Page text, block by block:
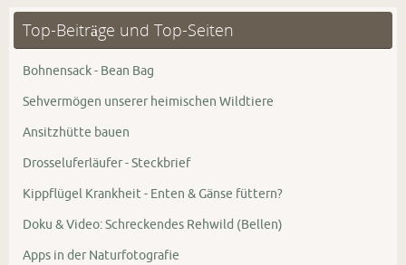
Top-Beiträge und Top-Seiten
Bohnensack - Bean Bag
Sehvermögen unserer heimischen Wildtiere
Ansitzhütte bauen
Drosseluferläufer - Steckbrief
Kippflügel Krankheit - Enten & Gänse füttern?
Doku & Video: Schreckendes Rehwild (Bellen)
Apps in der Naturfotografie